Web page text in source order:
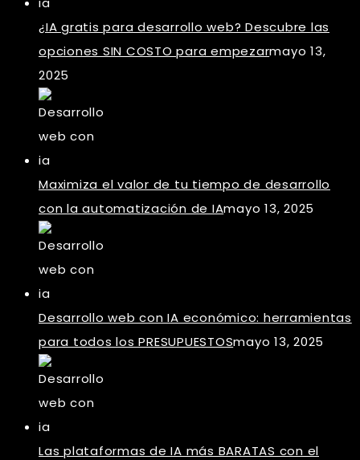
¿IA gratis para desarrollo web? Descubre las
opciones SIN COSTO para empezarmayo 13,
2025
Maximiza el valor de tu tiempo de desarrollo
con la automatización de IAmayo 13, 2025
Desarrollo web con IA económico: herramientas
para todos los PRESUPUESTOSmayo 13, 2025
Las plataformas de IA más BARATAS con el